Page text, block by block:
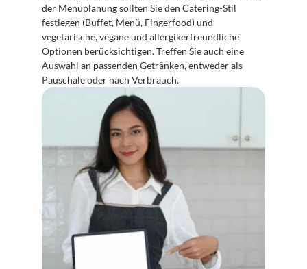
der Menüplanung sollten Sie den Catering-Stil
festlegen (Buffet, Menü, Fingerfood) und
vegetarische, vegane und allergikerfreundliche
Optionen berücksichtigen. Treffen Sie auch eine
Auswahl an passenden Getränken, entweder als
Pauschale oder nach Verbrauch.